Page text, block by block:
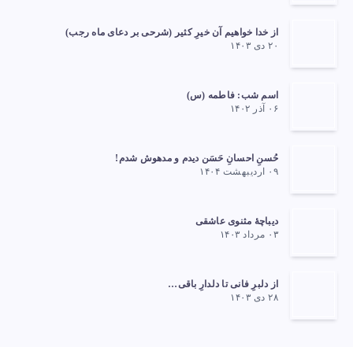
از خدا خواهیم آن خیرِ کثیر (شرحی بر دعای ماه رجب)
۲۰ دی ۱۴۰۳
اسم شب: فاطمه (س)
۰۶ آذر ۱۴۰۲
حُسنِ احسانِ حَسَن دیدم و مدهوش شدم!
۰۹ اردیبهشت ۱۴۰۴
دیباچهٔ مثنوی عاشقی
۰۳ مرداد ۱۴۰۳
از دلبرِ فانی تا دلدارِ باقی…
۲۸ دی ۱۴۰۳